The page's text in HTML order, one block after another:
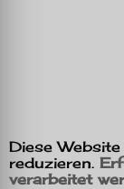
Diese
reduzieren.
verarbeitet